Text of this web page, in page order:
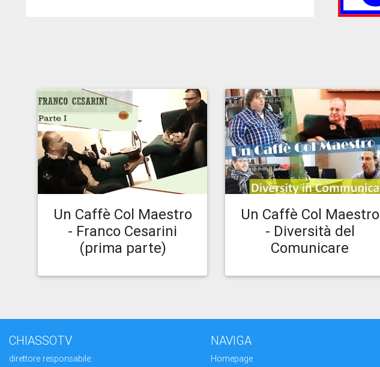
Caricato il 17.02.21 14:31
Guarda episodio
Un Caffè Col Maestro
- Franco Cesarini
(prima parte)
Caricato il 08.02.21 11:45
Guarda episodio
Un Caffè Col Maestro
- Diversità del
Comunicare
CHIASSOTV
direttore responsabile:
NAVIGA
Homepage